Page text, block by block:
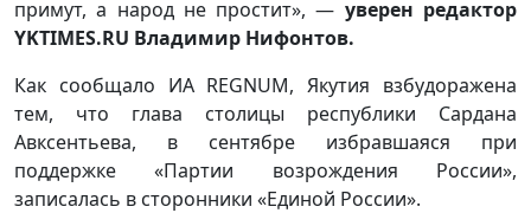
примут, а народ не простит», — уверен редактор
YKTIMES.RU Владимир Нифонтов.
Как сообщало ИА REGNUM, Якутия взбудоражена
тем, что глава столицы республики Сардана
Авксентьева, в сентябре избравшаяся при
поддержке «Партии возрождения России»,
записалась в сторонники «Единой России».